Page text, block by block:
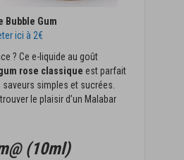
Bubble Gum
ici à 2€
? Ce e-liquide au goût
rose classique est parfait
simples et sucrées.
le plaisir d’un Malabar
(10ml)